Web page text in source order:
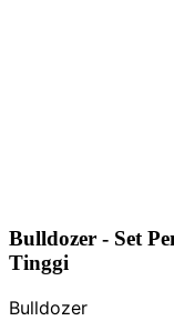
Bulldozer - Set
Tinggi
Bulldozer